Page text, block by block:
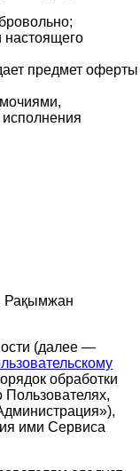
настоящего
предмет оферты
Рақымжан
(далее —
обработки
ими Cервиса